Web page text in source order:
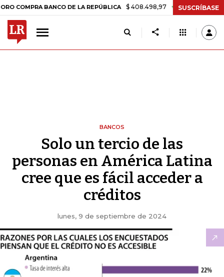
BANCO DE LA REPÚBLICA $ 408.498,97 +$ 8.753,81 +2,19%
SUSCRÍBASE
BANCOS
Solo un tercio de las
personas en América Latina
cree que es fácil acceder a
créditos
lunes, 9 de septiembre de 2024